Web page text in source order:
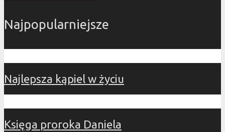
Najpopularniejsze
Najlepsza kąpiel w życiu
Księga proroka Daniela